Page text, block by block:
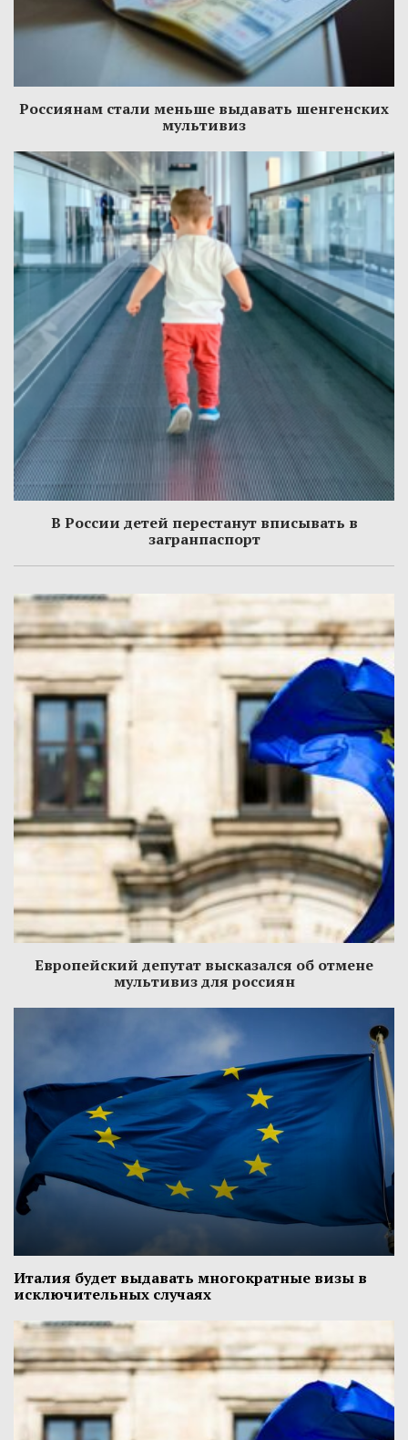
Россиянам стали меньше выдавать шенгенских
мультивиз
В России детей перестанут вписывать в
загранпаспорт
Европейский депутат высказался об отмене
мультивиз для россиян
Италия будет выдавать многократные визы в
исключительных случаях